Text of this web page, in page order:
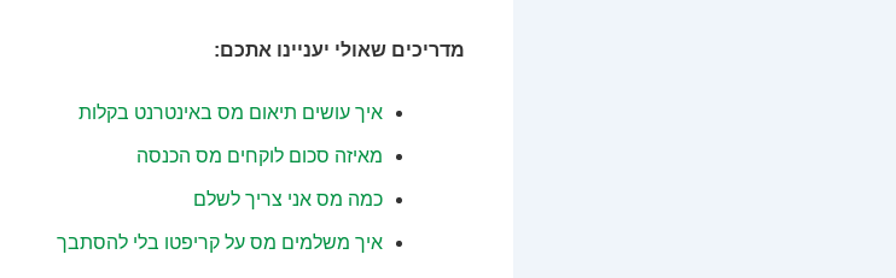
מדריכים שאולי יעניינו אתכם:
איך עושים תיאום מס באינטרנט בקלות
מאיזה סכום לוקחים מס הכנסה
כמה מס אני צריך לשלם
איך משלמים מס על קריפטו בלי להסתבך